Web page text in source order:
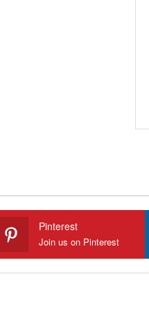
Pinterest
Join us on Pinterest